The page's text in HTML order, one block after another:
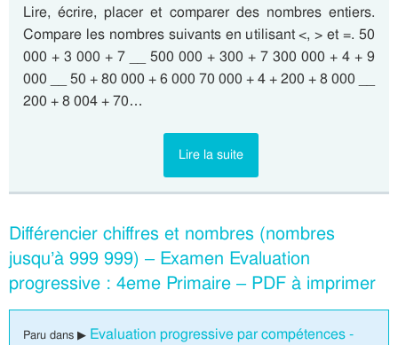
Lire, écrire, placer et comparer des nombres entiers.
Compare les nombres suivants en utilisant <, > et =. 50
000 + 3 000 + 7 __ 500 000 + 300 + 7 300 000 + 4 + 9
000 __ 50 + 80 000 + 6 000 70 000 + 4 + 200 + 8 000 __
200 + 8 004 + 70…
Lire la suite
Différencier chiffres et nombres (nombres
jusqu’à 999 999) – Examen Evaluation
progressive : 4eme Primaire – PDF à imprimer
Paru dans ▶ Evaluation progressive par compétences -